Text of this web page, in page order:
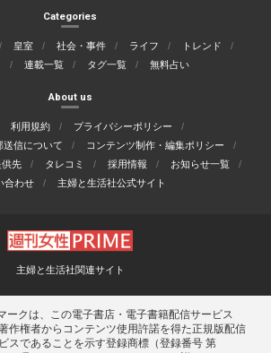
Categories
皇室 社会・事件 ライフ
トレンド
連載一覧 タグ一覧 無料占い
About us
利用規約
プライバシーポリシー
送信について
コンテンツ制作・編集ポリシー
供先 タレコミ 採用情報
お知らせ一覧
合わせ
主婦と生活社公式サイト
主婦と生活社関連サイト
ークは、この電子書店・電子書籍配信サービス
作権者からコンテンツ使用許諾を得た正規版配信
スであることを示す登録商標（登録番号 第